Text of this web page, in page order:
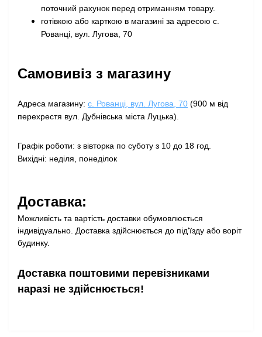
поточний рахунок перед отриманням товару.
готівкою або карткою в магазині за адресою с.
Рованці, вул. Лугова, 70
Самовивіз з магазину
Адреса магазину: с. Рованці, вул. Лугова, 70 (900 м від
перехрестя вул. Дубнівська міста Луцька).
Графік роботи: з вівторка по суботу з 10 до 18 год.
Вихідні: неділя, понеділок
Доставка:
Можливість та вартість доставки обумовлюється
індивідуально. Доставка здійснюється до під'їзду або воріт
будинку.
Доставка поштовими перевізниками
наразі не здійснюється!